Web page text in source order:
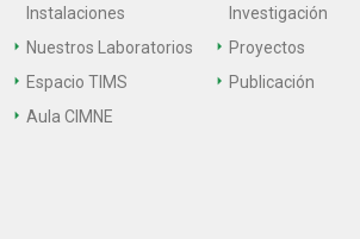
Instalaciones
Nuestros Laboratorios
Espacio TIMS
Aula CIMNE
Investigación
Proyectos
Publicación